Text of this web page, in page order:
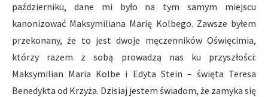
październiku, dane mi było na tym samym miejscu
kanonizować Maksymiliana Marię Kolbego. Zawsze byłem
przekonany, że to jest dwoje męczenników Oświęcimia,
którzy razem z sobą prowadzą nas ku przyszłości:
Maksymilian Maria Kolbe i Edyta Stein – święta Teresa
Benedykta od Krzyża. Dzisiaj jestem świadom, że zamyka się